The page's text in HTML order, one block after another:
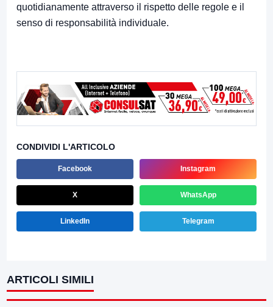
quotidianamente attraverso il rispetto delle regole e il
senso di responsabilità individuale.
CONDIVIDI L'ARTICOLO
Facebook Instagram
X WhatsApp
LinkedIn Telegram
ARTICOLI SIMILI